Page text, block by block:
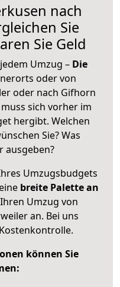
nach
Sie
Sie Geld
Umzug – Die
oder von
oder nach Gifhorn
sich vorher im
hergibt. Welchen
Sie? Was
ausgeben?
Umzugsbudgets
breite Palette an
Umzug von
an. Bei uns
können Sie